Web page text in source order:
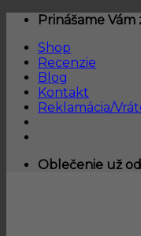
Skip
content
Prinášame
Shop
Recenzie
Blog
Kontakt
Reklamácia/
Oblečenie už